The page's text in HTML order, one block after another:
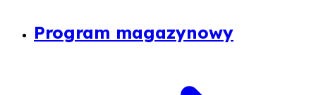
Program magazynowy